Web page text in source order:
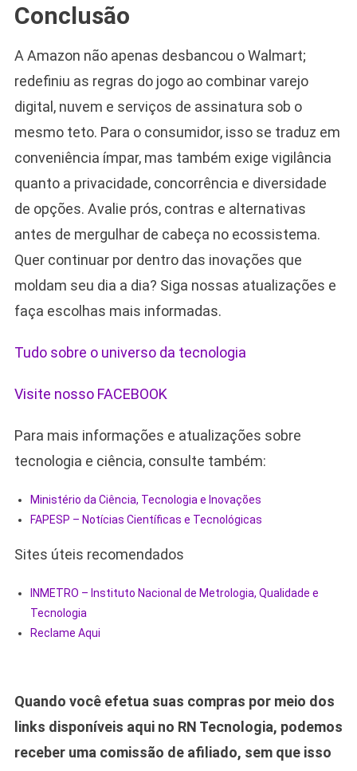
Conclusão
A Amazon não apenas desbancou o Walmart;
redefiniu as regras do jogo ao combinar varejo
digital, nuvem e serviços de assinatura sob o
mesmo teto. Para o consumidor, isso se traduz em
conveniência ímpar, mas também exige vigilância
quanto a privacidade, concorrência e diversidade
de opções. Avalie prós, contras e alternativas
antes de mergulhar de cabeça no ecossistema.
Quer continuar por dentro das inovações que
moldam seu dia a dia? Siga nossas atualizações e
faça escolhas mais informadas.
Tudo sobre o universo da tecnologia
Visite nosso FACEBOOK
Para mais informações e atualizações sobre
tecnologia e ciência, consulte também:
Ministério da Ciência, Tecnologia e Inovações
FAPESP – Notícias Científicas e Tecnológicas
Sites úteis recomendados
INMETRO – Instituto Nacional de Metrologia, Qualidade e
Tecnologia
Reclame Aqui
Quando você efetua suas compras por meio dos
links disponíveis aqui no RN Tecnologia, podemos
receber uma comissão de afiliado, sem que isso